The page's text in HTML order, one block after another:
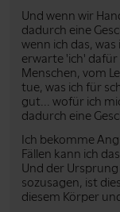
Und wenn wir
dadurch eine
wenn ich das,
erwarte 'ich'
Menschen, vom
tue, was ich für
gut... wofür ich
dadurch eine
Ich bekomme
Fällen kann ich
Und der
sozusagen, ist
diesem Körper